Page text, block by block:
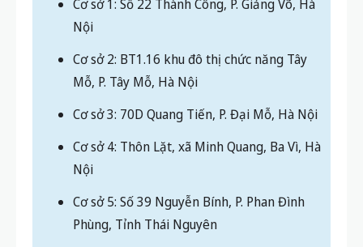
dụng phương pháp giảng dạy
hiện đại và lộ trình
khoa học.
học tậpthân thiện, sáng tạo và hiệu quả,giúp học
sinh tự tin chinh phục các kỳ thi quan trọng và
hướng tới mục tiêu đỗ vào các trường THPT công
ĐỊA CHỈ CÁC CƠ SỞ CỦA NOVATEEN
Cơ sở 1: Số 22 Thành Công, P. Giảng Võ, Hà
Nội